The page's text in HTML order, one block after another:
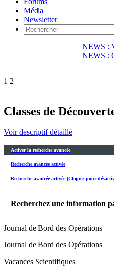
Forums
Média
Newsletter
NEWS :
NEWS :
1 2
Classes de
Voir descriptif détaillé
Activer la recherche avancée
Recherche avancée activée
Recherche avancée activée (Cliquer pour
Recherchez une information
Journal de Bord des Opérations
Journal de Bord des Opérations
Vacances Scientifiques